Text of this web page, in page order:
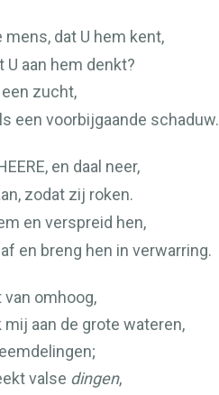
mens, dat U hem kent,
U aan hem denkt?
zucht,
een voorbijgaande schaduw.
, en daal neer,
zodat zij roken.
en verspreid hen,
en breng hen in verwarring.
van omhoog,
aan de grote wateren,
valse dingen,